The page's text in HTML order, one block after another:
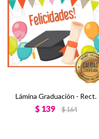
Lámina Graduación - Rect.
$ 139 $164